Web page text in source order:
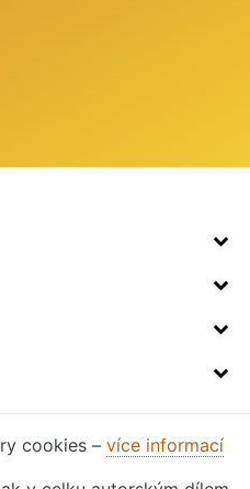
cookies – více informací